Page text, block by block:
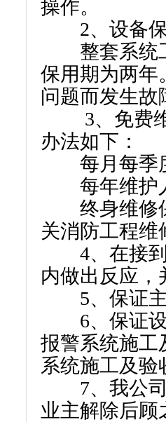
操作。
2、设备保
整套系统工
保用期为两年
问题而发生故
3、免费维
办法如下：
每月每季
每年维护人
终身维修保
关消防工程维
4、在接到
内做出反应，
5、保证主
6、保证设
报警系统施工
系统施工及验
7、我公司
业主解除后顾